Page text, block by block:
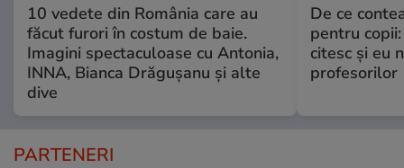
10 vedete din România care au
făcut furori în costum de baie.
Imagini spectaculoase cu Antonia,
INNA, Bianca Drăgușanu și alte
dive
De ce
pentru
citesc și eu
profesorilor
PARTENERI